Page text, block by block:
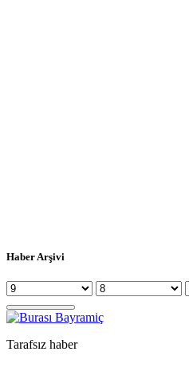
Haber Arşivi
Tarafsız haber